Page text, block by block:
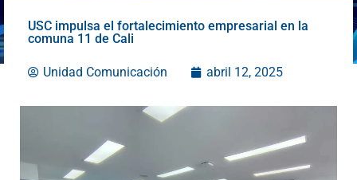
USC impulsa el fortalecimiento empresarial en la
comuna 11 de Cali
Unidad Comunicación abril 12, 2025